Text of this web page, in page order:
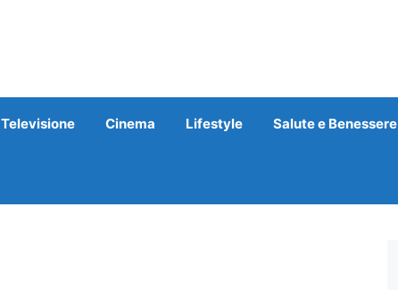
Televisione Cinema Lifestyle Salute e Benessere